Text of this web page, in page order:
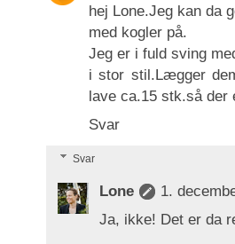
hej Lone.Jeg kan da
med kogler på.
Jeg er i fuld sving
i stor stil.Lægger
lave ca.15 stk.så der
Svar
Svar
Lone
1.
Ja, ikke! Det er da